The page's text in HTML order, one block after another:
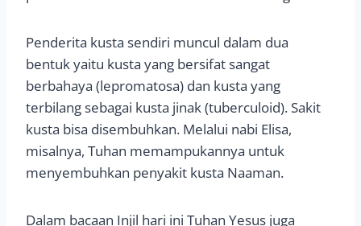
Penderita kusta sendiri muncul dalam dua
bentuk yaitu kusta yang bersifat sangat
berbahaya (lepromatosa) dan kusta yang
terbilang sebagai kusta jinak (tuberculoid). Sakit
kusta bisa disembuhkan. Melalui nabi Elisa,
misalnya, Tuhan memampukannya untuk
menyembuhkan penyakit kusta Naaman.
Dalam bacaan Injil hari ini Tuhan Yesus juga